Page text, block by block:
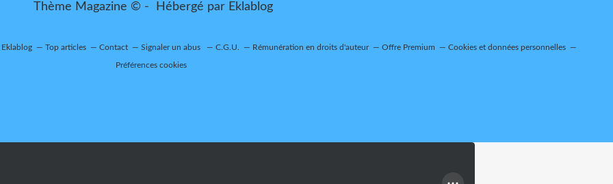
Thème Magazine © - Hébergé par Eklablog
Top articles Contact Signaler un abus C.G.U. Rémunération en droits d'auteur Offre Premium Cookies et données personnelles
Préférences cookies